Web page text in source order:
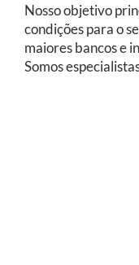
Nosso objetivo
condições para o
maiores bancos e
Somos